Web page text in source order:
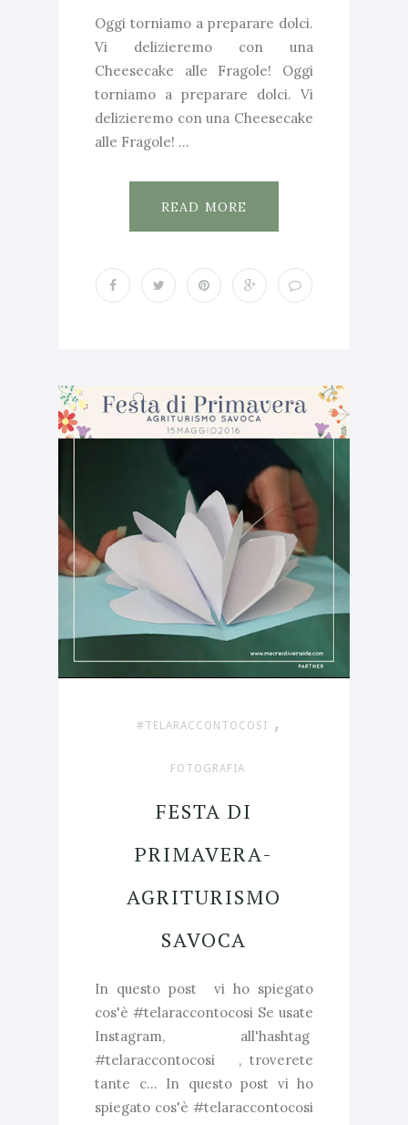
Oggi torniamo a preparare dolci.
Vi delizieremo con una
Cheesecake alle Fragole! Oggi
torniamo a preparare dolci. Vi
delizieremo con una Cheesecake
alle Fragole! ...
READ MORE
#TELARACCONTOCOSI ,
FOTOGRAFIA
FESTA DI
PRIMAVERA-
AGRITURISMO
SAVOCA
In questo post vi ho spiegato
cos'è #telaraccontocosi Se usate
Instagram, all'hashtag
#telaraccontocosi , troverete
tante c... In questo post vi ho
spiegato cos'è #telaraccontocosi